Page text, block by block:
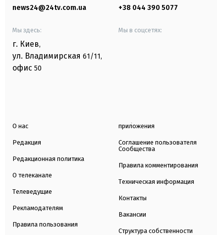
news24@24tv.com.ua +38 044 390 5077
Мы здесь:
г. Киев,
ул. Владимирская 61/11,
офис 50
Мы в соцсетях:
О нас
Редакция
Редакционная политика
О телеканале
Телеведущие
Рекламодателям
Правила пользования
приложения
Соглашение пользователя
Сообщества
Правила комментирования
Техническая информация
Контакты
Вакансии
Структура собственности